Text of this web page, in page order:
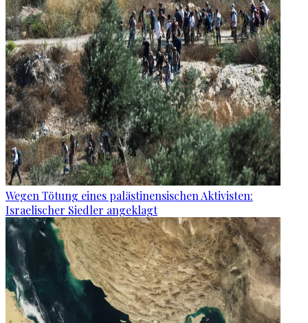
Wegen Tötung eines palästinensischen Aktivisten:
Israelischer Siedler angeklagt